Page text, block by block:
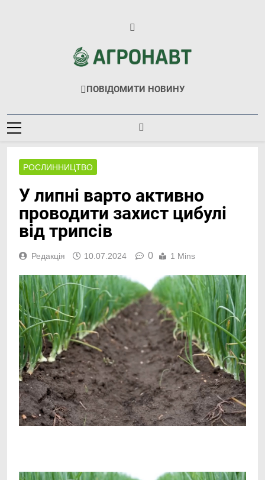
Агронавт
Новини Українського Агробізнесу
ПОВІДОМИТИ НОВИНУ
РОСЛИННИЦТВО
У липні варто активно
проводити захист цибулі
від трипсів
Редакція 10.07.2024 0 1 Mins
Link